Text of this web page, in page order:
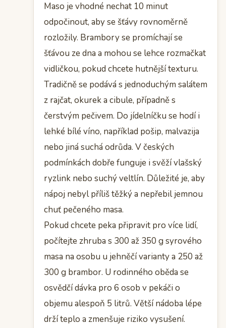
Maso je vhodné nechat 10 minut
odpočinout, aby se šťávy rovnoměrně
rozložily. Brambory se promíchají se
šťávou ze dna a mohou se lehce rozmačkat
vidličkou, pokud chcete hutnější texturu.
Tradičně se podává s jednoduchým salátem
z rajčat, okurek a cibule, případně s
čerstvým pečivem. Do jídelníčku se hodí i
lehké bílé víno, například pošip, malvazija
nebo jiná suchá odrůda. V českých
podmínkách dobře funguje i svěží vlašský
ryzlink nebo suchý veltlín. Důležité je, aby
nápoj nebyl příliš těžký a nepřebil jemnou
chuť pečeného masa.
Pokud chcete peka připravit pro více lidí,
počítejte zhruba s 300 až 350 g syrového
masa na osobu u jehněčí varianty a 250 až
300 g brambor. U rodinného oběda se
osvědčí dávka pro 6 osob v pekáči o
objemu alespoň 5 litrů. Větší nádoba lépe
drží teplo a zmenšuje riziko vysušení.